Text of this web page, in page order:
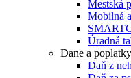
Mestská
Mobilná
Úradná
Dane a poplatky
Daň z